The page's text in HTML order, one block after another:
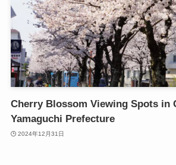
Cherry Blossom Viewing Spots in
Yamaguchi Prefecture
2024年12月31日